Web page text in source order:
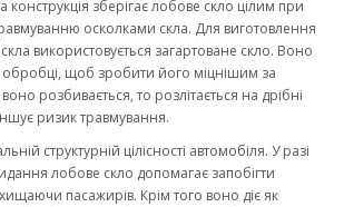
зберігає лобове скло цілим при
осколками скла. Для виготовлення
використовується загартоване скло. Воно
обробці, щоб зробити його міцнішим за
розбивається, то розлітається на дрібні
ризик травмування.
структурній цілісності автомобіля. У разі
лобове скло допомагає запобігти
пасажирів. Крім того воно діє як